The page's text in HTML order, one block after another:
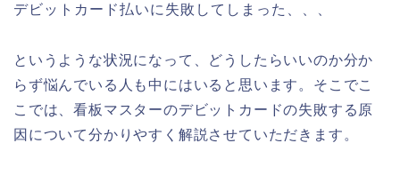
デビットカード払いに失敗してしまった、、、
というような状況になって、どうしたらいいのか分か
らず悩んでいる人も中にはいると思います。そこでこ
こでは、看板マスターのデビットカードの失敗する原
因について分かりやすく解説させていただきます。